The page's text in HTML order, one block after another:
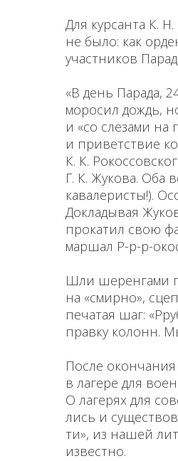
Для курсанта К.
не было: как
участников
«В день Парада,
моросил дождь,
и «со слезами на
и привет­ствие
К. К.
Г. К. Жукова. Оба
кавалеристы!).
Докладывая
прокатил свою
маршал Р-р-р-
Шли шеренгами
на «смирно»,
пе­чатая шаг:
правку колонн.
После
в лагере для
О лагерях для
лись и
ти», из нашей
известно.